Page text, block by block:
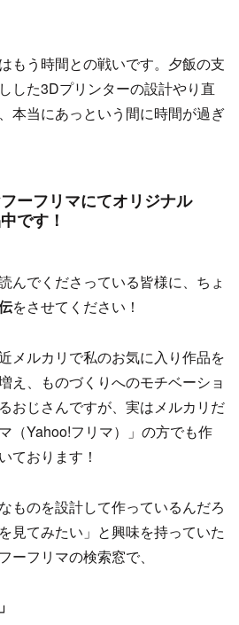
もう時間との戦いです。夕飯の支
した3Dプリンターの設計やり直
本当にあっという間に時間が過ぎ
フーフリマにてオリジナル
です！
んでくださっている皆様に、ちょ
をさせてください！
メルカリで私のお気に入り作品を
え、ものづくりへのモチベーショ
おじさんですが、実はメルカリだ
（Yahoo!フリマ）」の方でも作
ております！
ものを設計して作っているんだろ
見てみたい」と興味を持っていた
ーフリマの検索窓で、